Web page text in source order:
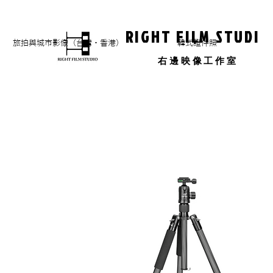
RIGHT FILM STUDIO
​右邊映像工作室
旅拍與城市影像（台灣・香港） ​韓式證件照